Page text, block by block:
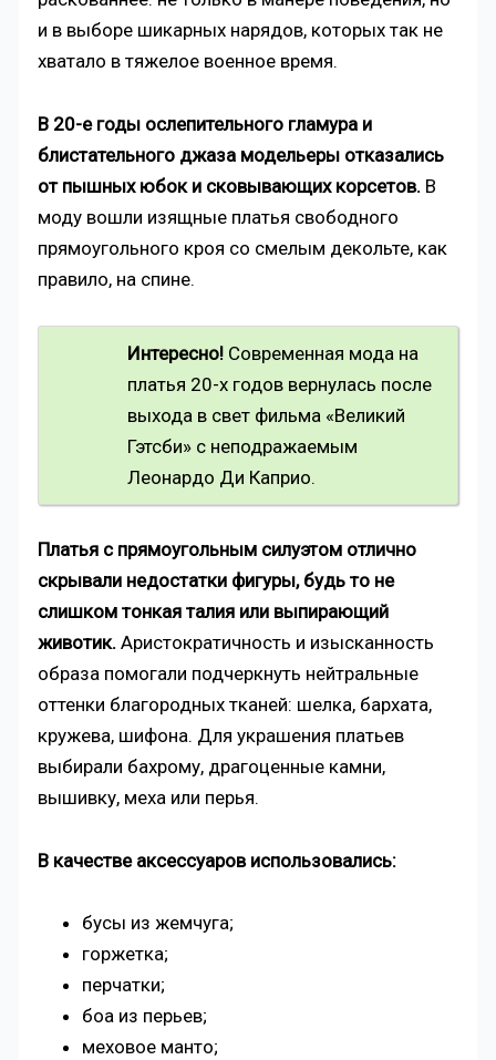
и в выборе шикарных нарядов, которых так не
хватало в тяжелое военное время.
В 20-е годы ослепительного гламура и
блистательного джаза модельеры отказались
от пышных юбок и сковывающих корсетов. В
моду вошли изящные платья свободного
прямоугольного кроя со смелым декольте, как
правило, на спине.
Интересно! Современная мода на
платья 20-х годов вернулась после
выхода в свет фильма «Великий
Гэтсби» с неподражаемым
Леонардо Ди Каприо.
Платья с прямоугольным силуэтом отлично
скрывали недостатки фигуры, будь то не
слишком тонкая талия или выпирающий
животик. Аристократичность и изысканность
образа помогали подчеркнуть нейтральные
оттенки благородных тканей: шелка, бархата,
кружева, шифона. Для украшения платьев
выбирали бахрому, драгоценные камни,
вышивку, меха или перья.
В качестве аксессуаров использовались:
бусы из жемчуга;
горжетка;
перчатки;
боа из перьев;
меховое манто;